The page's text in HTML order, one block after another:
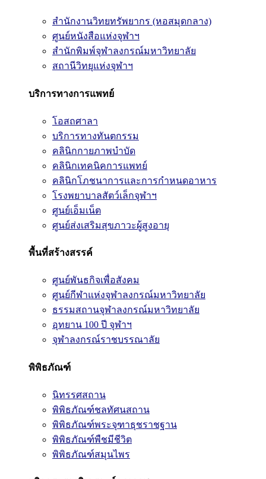
สำนักงานวิทยทรัพยากร (หอสมุดกลาง)
ศูนย์หนังสือแห่งจุฬาฯ
สำนักพิมพ์จุฬาลงกรณ์มหาวิทยาลัย
สถานีวิทยุแห่งจุฬาฯ
บริการทางการแพทย์
โอสถศาลา
บริการทางทันตกรรม
คลินิกกายภาพบำบัด
คลินิกเทคนิคการแพทย์
คลินิกโภชนาการและการกำหนดอาหาร
โรงพยาบาลสัตว์เล็กจุฬาฯ
ศูนย์เอ็มเน็ต
ศูนย์ส่งเสริมสุขภาวะผู้สูงอายุ
พื้นที่สร้างสรรค์
ศูนย์พันธกิจเพื่อสังคม
ศูนย์กีฬาแห่งจุฬาลงกรณ์มหาวิทยาลัย
ธรรมสถานจุฬาลงกรณ์มหาวิทยาลัย
อุทยาน 100 ปี จุฬาฯ
จุฬาลงกรณ์ราชบรรณาลัย
พิพิธภัณฑ์
นิทรรศสถาน
พิพิธภัณฑ์ชลทัศนสถาน
พิพิธภัณฑ์พระจุฑาธุชราชฐาน
พิพิธภัณฑ์พืชมีชีวิต
พิพิธภัณฑ์สมุนไพร